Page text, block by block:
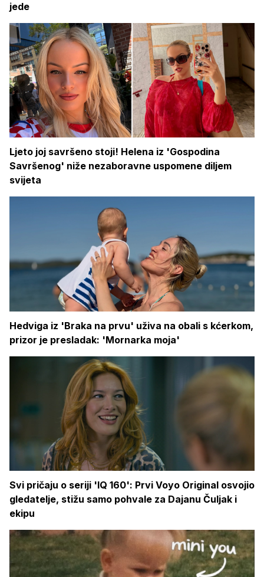
jede
Ljeto joj savršeno stoji! Helena iz 'Gospodina
Savršenog' niže nezaboravne uspomene diljem
svijeta
Hedviga iz 'Braka na prvu' uživa na obali s kćerkom,
prizor je presladak: 'Mornarka moja'
Svi pričaju o seriji 'IQ 160': Prvi Voyo Original osvojio
gledatelje, stižu samo pohvale za Dajanu Čuljak i
ekipu